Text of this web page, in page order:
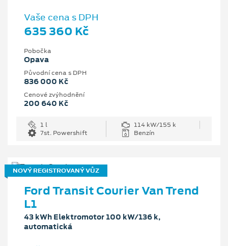
Vaše cena s DPH
635 360 Kč
Pobočka
Opava
Původní cena s DPH
836 000 Kč
Cenové zvýhodnění
200 640 Kč
1 l
114 kW/155 k
7st. Powershift
Benzín
NOVÝ REGISTROVANÝ VŮZ
Ford Transit Courier Van Trend
L1
43 kWh Elektromotor 100 kW/136 k,
automatická